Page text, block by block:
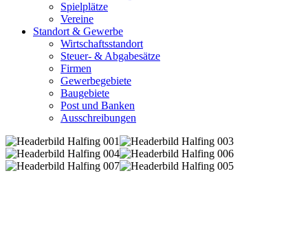
Spielplätze
Vereine
Standort & Gewerbe
Wirtschaftsstandort
Steuer- & Abgabesätze
Firmen
Gewerbegebiete
Baugebiete
Post und Banken
Ausschreibungen